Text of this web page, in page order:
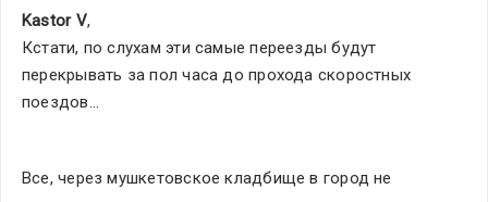
Kastor V,
Кстати, по слухам эти самые переезды будут
перекрывать за пол часа до прохода скоростных
поездов...
Все, через мушкетовское кладбище в город не